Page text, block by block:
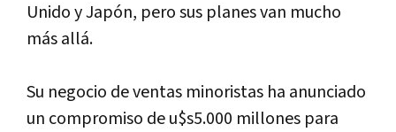
Unido y Japón, pero sus planes van mucho
más allá.
Su negocio de ventas minoristas ha anunciado
un compromiso de u$s5.000 millones para